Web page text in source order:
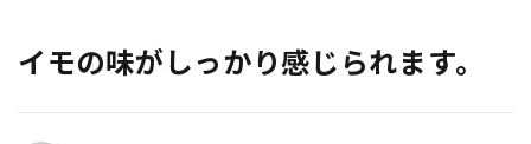
イモの味がしっかり感じられます。